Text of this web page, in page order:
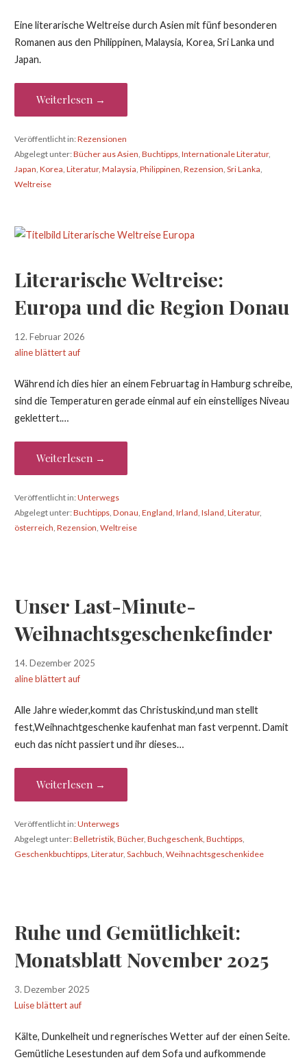
Eine literarische Weltreise durch Asien mit fünf besonderen
Romanen aus den Philippinen, Malaysia, Korea, Sri Lanka und
Japan.
Weiterlesen →
Veröffentlicht in:Rezensionen
Abgelegt unter:Bücher aus Asien Buchtipps, Internationale Literatur,
Japan Korea Literatur, Malaysia Philippinen Rezension Sri Lanka
Weltreise
Literarische Weltreise:
Europa und die Region Donau
12. Februar 2026
aline blättert auf
Während ich dies hier an einem Februartag in Hamburg schreibe,
sind die Temperaturen gerade einmal auf ein einstelliges Niveau
geklettert.…
Weiterlesen →
Veröffentlicht in:Unterwegs
Abgelegt unter:Buchtipps, Donau England Irland Island Literatur,
österreich Rezension Weltreise
Unser Last-Minute-
Weihnachtsgeschenkefinder
14. Dezember 2025
aline blättert auf
Alle Jahre wieder,kommt das Christuskind,und man stellt
fest,Weihnachtgeschenke kaufenhat man fast verpennt. Damit
euch das nicht passiert und ihr dieses…
Weiterlesen →
Veröffentlicht in:Unterwegs
Abgelegt unter:Belletristik, Bücher, Buchgeschenk, Buchtipps,
Geschenkbuchtipps, Literatur, Sachbuch Weihnachtsgeschenkidee
Ruhe und Gemütlichkeit:
Monatsblatt November 2025
3. Dezember 2025
Luise blättert auf
Kälte, Dunkelheit und regnerisches Wetter auf der einen Seite.
Gemütliche Lesestunden auf dem Sofa und aufkommende